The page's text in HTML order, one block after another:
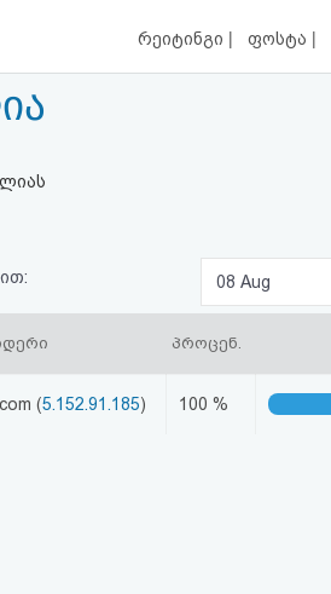
რეიტინგი | ფოსტა |
08 Aug
პროცენ.
(5.152.91.185) 100 %